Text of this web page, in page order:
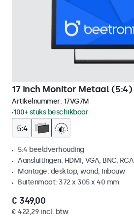
17 Inch Monitor Metaal (5:4)
Artikelnummer: 17VG7M
100+ stuks beschikbaar
5:4 beeldverhouding
Aansluitingen: HDMI, VGA, BNC, RCA
Montage: desktop, wand, inbouw
Buitenmaat: 372 x 305 x 40 mm
€ 349,00
€ 422,29 incl. btw